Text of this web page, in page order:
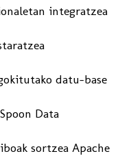
integratzea
datu-base
Data
sortzea Apache